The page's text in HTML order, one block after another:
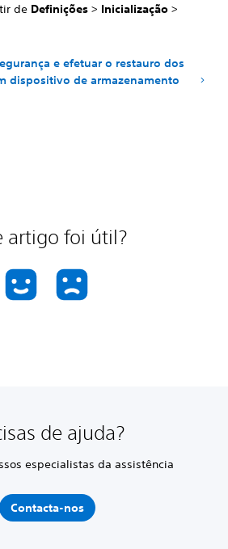
de Definições > Inicialização >
e efetuar o restauro dos
dispositivo de armazenamento
artigo foi útil?
de ajuda?
especialistas da assistência
Contacta-nos